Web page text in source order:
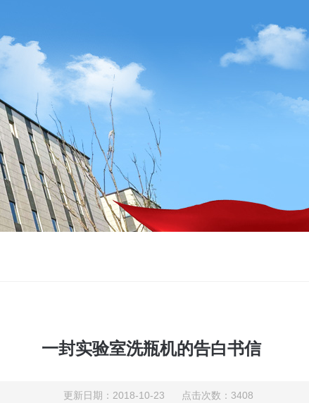
一封实验室洗瓶机的告白书信
更新日期：2018-10-23 点击次数：3408